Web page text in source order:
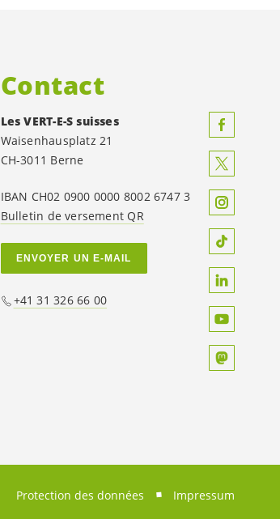
Contact
LesVERT-E-S suisses
Waisenhausplatz 21
CH-3011 Berne
IBAN CH02 0900 0000 8002 6747 3
Bulletin de versement QR
ENVOYER UN E-MAIL
+41 31 326 66 00
Protection des données Impressum